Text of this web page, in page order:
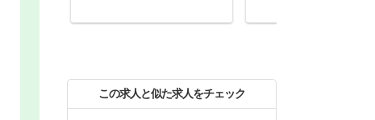
この求人と似た求人をチェック